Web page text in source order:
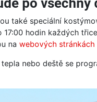
po všechny
také speciální
17:00 hodin každých
na webových stránkách
nebo deště se